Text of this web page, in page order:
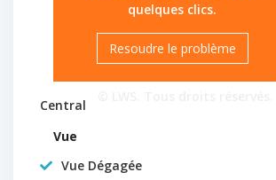
quelques clics.
Resoudre le problème
Central
Vue
Vue Dégagée